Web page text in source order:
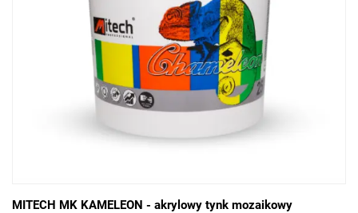
MITECH MK KAMELEON - akrylowy tynk mozaikowy